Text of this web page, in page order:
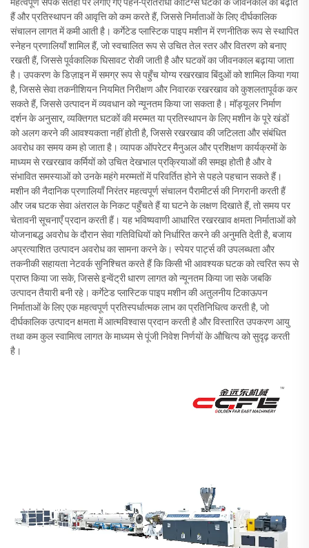
हैं और प्रतिस्थापन की आवृत्ति को कम करते हैं, जिससे निर्माताओं के लिए दीर्घकालिक
संचालन लागत में कमी आती है। कर्गेटेड प्लास्टिक पाइप मशीन में रणनीतिक रूप से स्थापित
स्नेहन प्रणालियाँ शामिल हैं, जो स्वचालित रूप से उचित तेल स्तर और वितरण को बनाए
रखती हैं, जिससे पूर्वकालिक घिसावट रोकी जाती है और घटकों का जीवनकाल बढ़ाया जाता
है। उपकरण के डिज़ाइन में समग्र रूप से पहुँच योग्य रखरखाव बिंदुओं को शामिल किया गया
है, जिससे सेवा तकनीशियन नियमित निरीक्षण और निवारक रखरखाव को कुशलतापूर्वक कर
सकते हैं, जिससे उत्पादन में व्यवधान को न्यूनतम किया जा सकता है। मॉड्यूलर निर्माण
दर्शन के अनुसार, व्यक्तिगत घटकों की मरम्मत या प्रतिस्थापन के लिए मशीन के पूरे खंडों
को अलग करने की आवश्यकता नहीं होती है, जिससे रखरखाव की जटिलता और संबंधित
अवरोध का समय कम हो जाता है। व्यापक ऑपरेटर मैनुअल और प्रशिक्षण कार्यक्रमों के
माध्यम से रखरखाव कर्मियों को उचित देखभाल प्रक्रियाओं की समझ होती है और वे
संभावित समस्याओं को उनके महंगे मरम्मतों में परिवर्तित होने से पहले पहचान सकते हैं।
मशीन की नैदानिक प्रणालियाँ निरंतर महत्वपूर्ण संचालन पैरामीटर्स की निगरानी करती हैं
और जब घटक सेवा अंतराल के निकट पहुँचते हैं या घटने के लक्षण दिखाते हैं, तो समय पर
चेतावनी सूचनाएँ प्रदान करती हैं। यह भविष्यवाणी आधारित रखरखाव क्षमता निर्माताओं को
योजनाबद्ध अवरोध के दौरान सेवा गतिविधियों को निर्धारित करने की अनुमति देती है, बजाय
अप्रत्याशित उत्पादन अवरोध का सामना करने के। स्पेयर पार्ट्स की उपलब्धता और
तकनीकी सहायता नेटवर्क सुनिश्चित करते हैं कि किसी भी आवश्यक घटक को त्वरित रूप से
प्राप्त किया जा सके, जिससे इन्वेंट्री धारण लागत को न्यूनतम किया जा सके जबकि
उत्पादन तैयारी बनी रहे। कर्गेटेड प्लास्टिक पाइप मशीन की अतुलनीय टिकाऊपन
निर्माताओं के लिए एक महत्वपूर्ण प्रतिस्पर्धात्मक लाभ का प्रतिनिधित्व करती है, जो
दीर्घकालिक उत्पादन क्षमता में आत्मविश्वास प्रदान करती है और विस्तारित उपकरण आयु
तथा कम कुल स्वामित्व लागत के माध्यम से पूंजी निवेश निर्णयों के औचित्य को सुदृढ़ करती
है।